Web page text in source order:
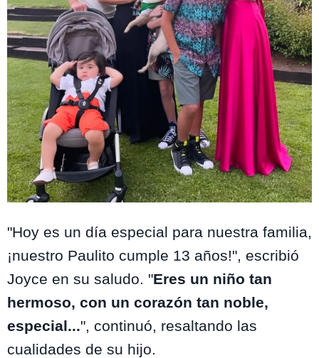
"Hoy es un día especial para nuestra familia,
¡nuestro Paulito cumple 13 años!", escribió
Joyce en su saludo. "Eres un niño tan
hermoso, con un corazón tan noble,
especial...", continuó, resaltando las
cualidades de su hijo.